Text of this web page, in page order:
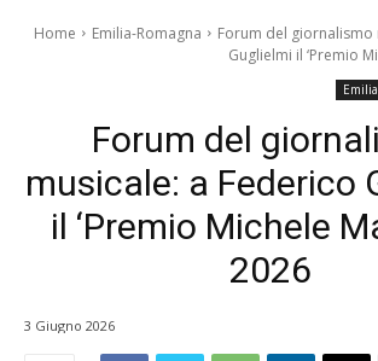
Home Emilia-Romagna
Forum del giornalismo
Guglielmi il ‘Premio
Forum del
musicale: a Federico
il ‘Premio Michele
2026
3 Giugno 2026